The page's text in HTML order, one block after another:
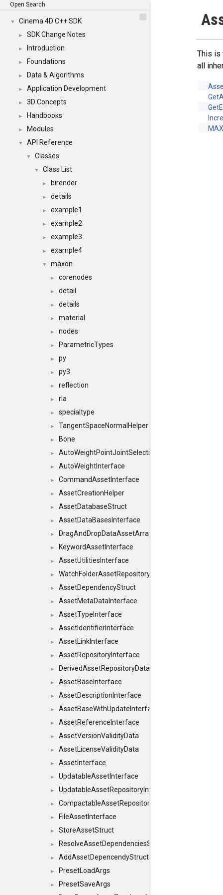
Open Search
▼ Cinema 4D C++ SDK
► SDK Change Notes
► Introduction
► Foundations
► Data & Algorithms
► Application Development
► 3D Concepts
► Handbooks
► Modules
▼ API Reference
▼ Classes
▼ Class List
► birender
► details
► example1
► example2
► example3
► example4
▼ maxon
► corenodes
► detail
► details
► material
► nodes
► ParametricTypes
► py
► py3
► reflection
► rla
► specialtype
► TangentSpaceNormalHelper
► Bone
► AutoWeightPointJointSelections
► AutoWeightInterface
► CommandAssetInterface
► AssetCreationHelper
► AssetDatabaseStruct
► AssetDataBasesInterface
► DragAndDropDataAssetArray
► KeywordAssetInterface
► AssetUtilitiesInterface
► WatchFolderAssetRepositoryInterface
► AssetDependencyStruct
► AssetMetaDataInterface
► AssetTypeInterface
► AssetIdentifierInterface
► AssetLinkInterface
► AssetRepositoryInterface
► DerivedAssetRepositoryDataInterface
► AssetBaseInterface
► AssetDescriptionInterface
► AssetBaseWithUpdateInterface
► AssetReferenceInterface
► AssetVersionValidityData
► AssetLicenseValidityData
► AssetInterface
► UpdatableAssetInterface
► UpdatableAssetRepositoryInterface
► CompactableAssetRepositoryInterface
► FileAssetInterface
► StoreAssetStruct
► ResolveAssetDependenciesStruct
► AddAssetDepencendyStruct
► PresetLoadArgs
►
PresetSaveArgs
This
all